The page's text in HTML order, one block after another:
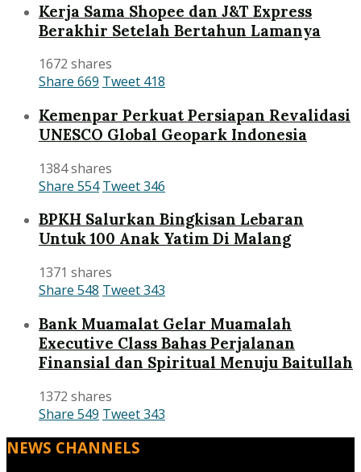
Kerja Sama Shopee dan J&T Express
Berakhir Setelah Bertahun Lamanya
1672 shares
Share 669 Tweet 418
Kemenpar Perkuat Persiapan Revalidasi
UNESCO Global Geopark Indonesia
1384 shares
Share 554 Tweet346
BPKH Salurkan Bingkisan Lebaran
Untuk 100 Anak Yatim Di Malang
1371 shares
Share 548 Tweet343
Bank Muamalat Gelar Muamalah
Executive Class Bahas Perjalanan
Finansial dan Spiritual Menuju Baitullah
1372 shares
Share 549 Tweet343
NEWS CHANNELS